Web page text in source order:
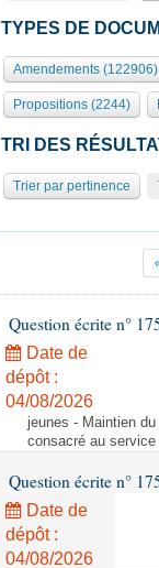
TYPES DE
Amendements (122906)
Propositions (2244)
TRI DES
Trier par pertinence
Question écrite n°
Date de
dépôt :
04/08/2026
jeunes - Maintien
consacré au
Question écrite n°
Date de
dépôt :
04/08/2026